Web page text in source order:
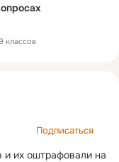
классов
Подписаться
и их оштрафовали на